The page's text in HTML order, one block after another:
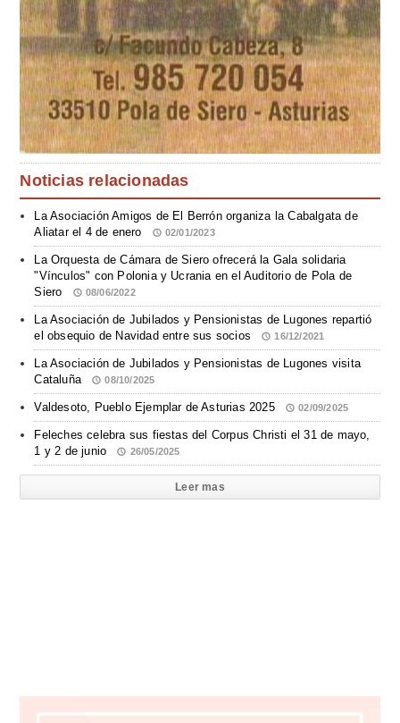
Noticias relacionadas
La Asociación Amigos de El Berrón organiza la Cabalgata de
Aliatar el 4 de enero
02/01/2023
La Orquesta de Cámara de Siero ofrecerá la Gala solidaria
"Vínculos" con Polonia y Ucrania en el Auditorio de Pola de
Siero
08/06/2022
La Asociación de Jubilados y Pensionistas de Lugones repartió
el obsequio de Navidad entre sus socios
16/12/2021
La Asociación de Jubilados y Pensionistas de Lugones visita
Cataluña
08/10/2025
Valdesoto, Pueblo Ejemplar de Asturias 2025 02/09/2025
Feleches celebra sus fiestas del Corpus Christi el 31 de mayo,
1 y 2 de junio
26/05/2025
Leer mas